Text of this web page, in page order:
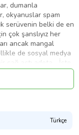
dumanla
okyanuslar spam
serüvenin belki de en
çok şanslıyız her
ancak mangal
de sosyal medya
çağ açtı adeta… İşte
hikâyesine sahip, en
şu an.
rekorlarla,
gerçek bir
sözlüğünde
Türkçe